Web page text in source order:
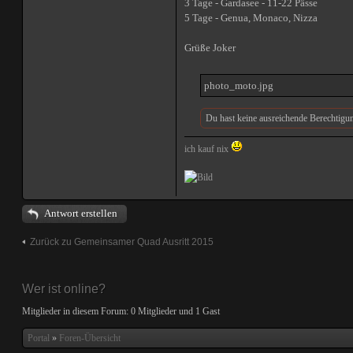
3 Tage - Gardasee - 11-22 Pässe
5 Tage - Genua, Monaco, Nizza
Grüße Joker
photo_moto.jpg
Du hast keine ausreichende
ich kauf nix
Antwort erstellen
Zurück zu Gemeinsamer Quad Ausritt 2015
Wer ist online?
Mitglieder in diesem Forum: 0 Mitglieder und 1 Gast
Portal » Foren-Übersicht